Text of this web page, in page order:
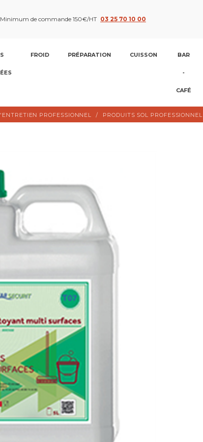
de commande 150€/HT 03 25 70 10 00
FROID PRÉPARATION CUISSON BAR
-
CAFÉ
PROFESSIONNEL PRODUITS SOL PROFESSIONNEL